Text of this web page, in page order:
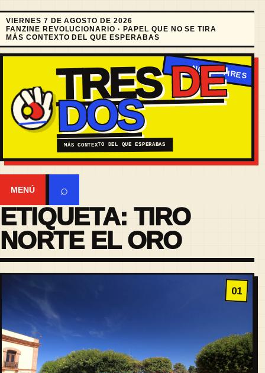
VIERNES 7 DE AGOSTO DE 2026
FANZINE REVOLUCIONARIO · PAPEL QUE NO SE TIRA
MÁS CONTEXTO DEL QUE ESPERABAS
TRESDE
DOS
MÁS CONTEXTO DEL QUE ESPERABAS
MENÚ ⌕
ETIQUETA: TIRO
NORTE EL ORO
01